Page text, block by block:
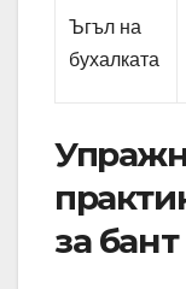
Ъгъл на
бухалката
за бант